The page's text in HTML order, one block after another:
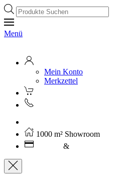
Products
search
Menü
Mein Konto
Merkzettel
1000 m² Showroom
&